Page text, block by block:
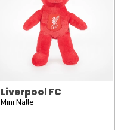
Liverpool FC
Mini Nalle